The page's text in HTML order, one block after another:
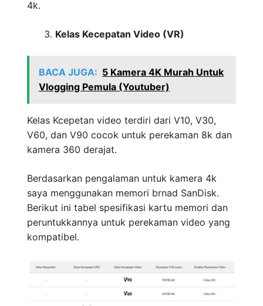
4k.
Kelas Kecepatan Video (VR)
BACA JUGA: 5 Kamera 4K Murah Untuk
Vlogging Pemula (Youtuber)
Kelas Kcepetan video terdiri dari V10, V30,
V60, dan V90 cocok untuk perekaman 8k dan
kamera 360 derajat.
Berdasarkan pengalaman untuk kamera 4k
saya menggunakan memori brnad SanDisk.
Berikut ini tabel spesifikasi kartu memori dan
peruntukkannya untuk perekaman video yang
kompatibel.